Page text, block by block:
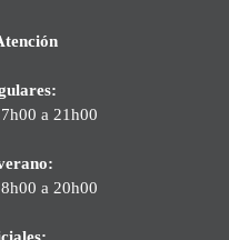
a 21h00
a 20h00